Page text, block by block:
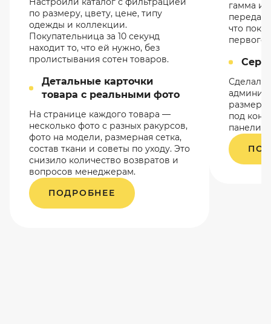
по размеру, цвету, цене, типу
одежды и коллекции.
Покупательница за 10 секунд
находит то, что ей нужно, без
пролистывания сотен товаров.
Детальные карточки
товара с реальными фото
На странице каждого товара —
несколько фото с разных ракурсов,
фото на модели, размерная сетка,
состав ткани и советы по уходу. Это
снизило количество возвратов и
вопросов менеджерам.
ПОДРОБНЕЕ
гамма и
что
первого
Сделали
размеры,
под
панели.